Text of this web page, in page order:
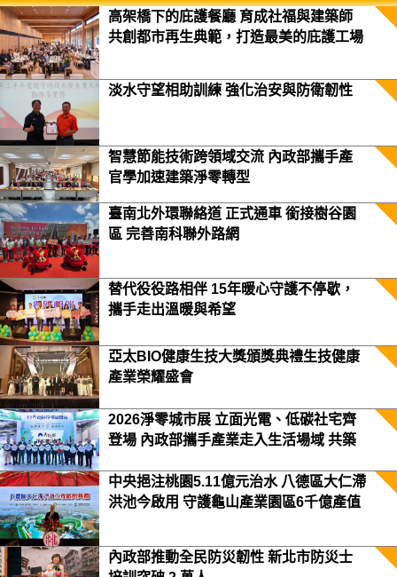
高架橋下的庇護餐廳 育成社福與建築師
共創都市再生典範，打造最美的庇護工場
淡水守望相助訓練 強化治安與防衛韌性
智慧節能技術跨領域交流 內政部攜手產
官學加速建築淨零轉型
臺南北外環聯絡道 正式通車 銜接樹谷園
區 完善南科聯外路網
替代役役路相伴 15年暖心守護不停歇，
攜手走出溫暖與希望
亞太BIO健康生技大獎頒獎典禮生技健康
產業榮耀盛會
2026淨零城市展 立面光電、低碳社宅齊
登場 內政部攜手產業走入生活場域 共築
中央挹注桃園5.11億元治水 八德區大仁滯
洪池今啟用 守護龜山產業園區6千億產值
內政部推動全民防災韌性 新北市防災士